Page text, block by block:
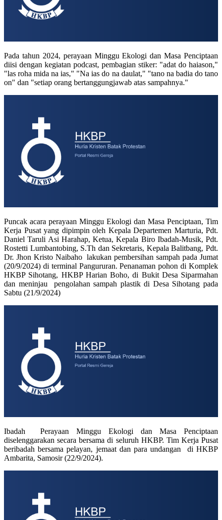
Pada tahun 2024, perayaan Minggu Ekologi dan Masa Penciptaan
diisi dengan kegiatan podcast, pembagian stiker: "adat do haiason,"
"las roha mida na ias," "Na ias do na daulat," "tano na badia do tano
on" dan "setiap orang bertanggungjawab atas sampahnya."
Puncak acara perayaan Minggu Ekologi dan Masa Penciptaan, Tim
Kerja Pusat yang dipimpin oleh Kepala Departemen Marturia, Pdt.
Daniel Taruli Asi Harahap, Ketua, Kepala Biro Ibadah-Musik, Pdt.
Rostetti Lumbantobing, S.Th dan Sekretaris, Kepala Balitbang, Pdt.
Dr. Jhon Kristo Naibaho lakukan pembersihan sampah pada Jumat
(20/9/2024) di terminal Pangururan. Penanaman pohon di Komplek
HKBP Sihotang, HKBP Harian Boho, di Bukit Desa Siparmahan
dan meninjau pengolahan sampah plastik di Desa Sihotang pada
Sabtu (21/9/2024)
Ibadah Perayaan Minggu Ekologi dan Masa Penciptaan
diselenggarakan secara bersama di seluruh HKBP. Tim Kerja Pusat
beribadah bersama pelayan, jemaat dan para undangan di HKBP
Ambarita, Samosir (22/9/2024).